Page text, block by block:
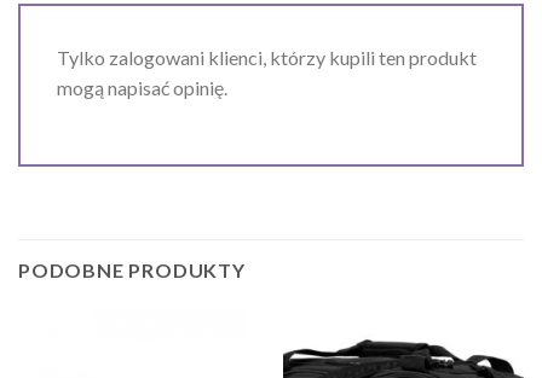
Tylko zalogowani klienci, którzy kupili ten produkt
mogą napisać opinię.
PODOBNE PRODUKTY